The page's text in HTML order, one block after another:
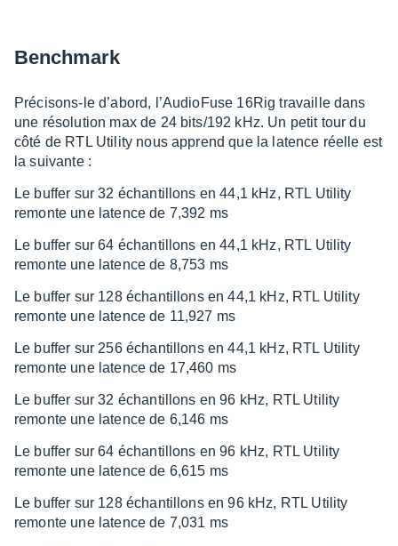
Bench­mark
Préci­­­­­sons-le d’abord, l’Au­dio­Fuse 16Rig travaille dans
une réso­­­­­lu­­­­­tion max de 24 bits/192 kHz. Un petit tour du
côté de RTL Utility nous apprend que la latence réelle est
la suivante :
Le buffer sur 32 échan­­tillons en 44,1 kHz, RTL Utility
remonte une latence de 7,392 ms
Le buffer sur 64 échan­­tillons en 44,1 kHz, RTL Utility
remonte une latence de 8,753 ms
Le buffer sur 128 échan­­tillons en 44,1 kHz, RTL Utility
remonte une latence de 11,927 ms
Le buffer sur 256 échan­­tillons en 44,1 kHz, RTL Utility
remonte une latence de 17,460 ms
Le buffer sur 32 échan­­tillons en 96 kHz, RTL Utility
remonte une latence de 6,146 ms
Le buffer sur 64 échan­­tillons en 96 kHz, RTL Utility
remonte une latence de 6,615 ms
Le buffer sur 128 échan­­tillons en 96 kHz, RTL Utility
remonte une latence de 7,031 ms